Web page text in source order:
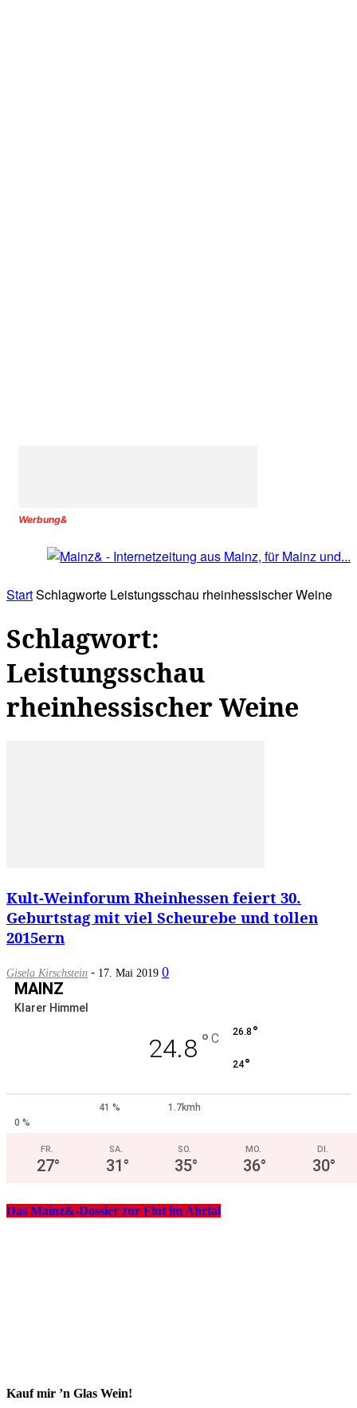
Werbung&
StartSchlagworte Leistungsschau rheinhessischer Weine
Schlagwort:
Leistungsschau
rheinhessischer Weine
Kult-Weinforum Rheinhessen feiert 30.
Geburtstag mit viel Scheurebe und tollen
2015ern
Gisela Kirschstein - 17. Mai 2019 0
MAINZ
Klarer Himmel
24.8 ° C 26.8 °
24°
41 %
1.7kmh
0 %
FR.
27°
SA.
31°
SO.
35°
MO.
36°
DI.
30°
Das Mainz&-Dossier zur Flut im Ahrtal
Kauf mir ’n Glas Wein!